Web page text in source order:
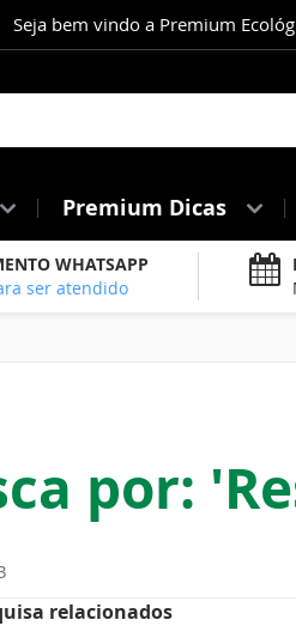
Seja bem vindo a Premium
Premium Dicas
WHATSAPP
ser atendido
por:
relacionados